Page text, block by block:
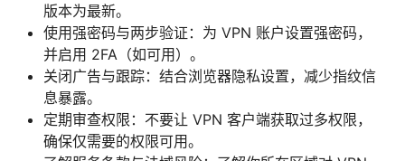
版本为最新。
使用强密码与两步验证：为 VPN 账户设置强密码，
并启用 2FA（如可用）。
关闭广告与跟踪：结合浏览器隐私设置，减少指纹信
息暴露。
定期审查权限：不要让 VPN 客户端获取过多权限，
确保仅需要的权限可用。